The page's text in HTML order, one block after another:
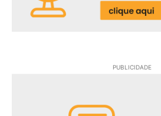
PUBLICIDADE